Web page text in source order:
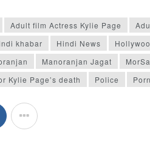
Adult film Actress Kylie Page
khabar Hindi News
Manoranjan Jagat
Kylie Page’s death
Police